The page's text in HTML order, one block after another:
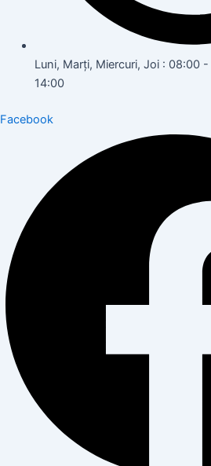
Luni, Marți, Miercuri, Joi : 08:00
14:00
Facebook